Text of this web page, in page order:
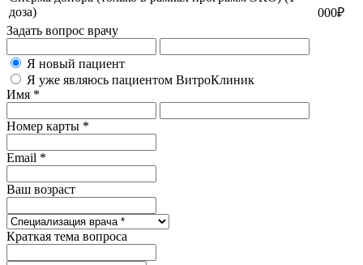
доза)
000₽
Задать вопрос врачу
Я новый пациент
Я уже являюсь пациентом ВитроКлиник
Имя *
Номер карты *
Email *
Ваш возраст
Краткая тема вопроса